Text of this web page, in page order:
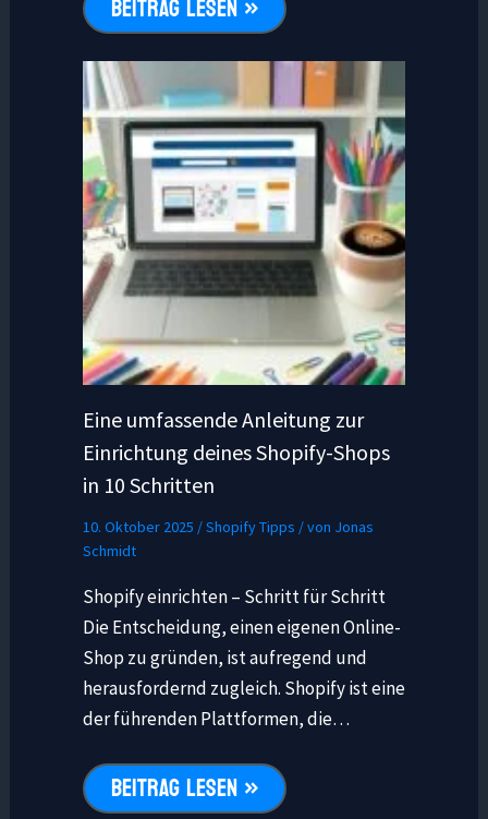
BEITRAG LESEN »
Eine umfassende Anleitung zur
Einrichtung deines Shopify-Shops
in 10 Schritten
10. Oktober 2025 /Shopify Tipps / von Jonas
Schmidt
Shopify einrichten – Schritt für Schritt
Die Entscheidung, einen eigenen Online-
Shop zu gründen, ist aufregend und
herausfordernd zugleich. Shopify ist eine
der führenden Plattformen, die…
BEITRAG LESEN »